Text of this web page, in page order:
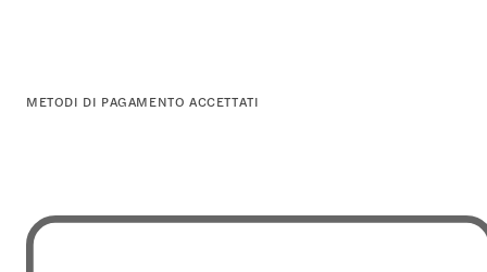
METODI DI PAGAMENTO ACCETTATI